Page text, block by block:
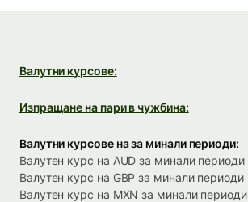
Валутни курсове:
Изпращане на пари в чужбина:
Валутни курсове на за минали периоди:
Валутен курс на AUD за минали периоди
Валутен курс на GBP за минали периоди
Валутен курс на MXN за минали периоди